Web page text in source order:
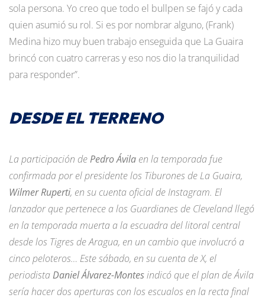
sola persona. Yo creo que todo el bullpen se fajó y cada
quien asumió su rol. Si es por nombrar alguno, (Frank)
Medina hizo muy buen trabajo enseguida que La Guaira
brincó con cuatro carreras y eso nos dio la tranquilidad
para responder”.
DESDE EL TERRENO
La participación dePedro Ávila en la temporada fue
confirmada por el presidente los Tiburones de La Guaira,
Wilmer Ruperti, en su cuenta oficial de Instagram. El
lanzador que pertenece a los Guardianes de Cleveland llegó
en la temporada muerta a la escuadra del litoral central
desde los Tigres de Aragua, en un cambio que involucró a
cinco peloteros… Este sábado, en su cuenta de X, el
periodistaDaniel Álvarez-Montesindicó que el plan de Ávila
sería hacer dos aperturas con los escualos en la recta final